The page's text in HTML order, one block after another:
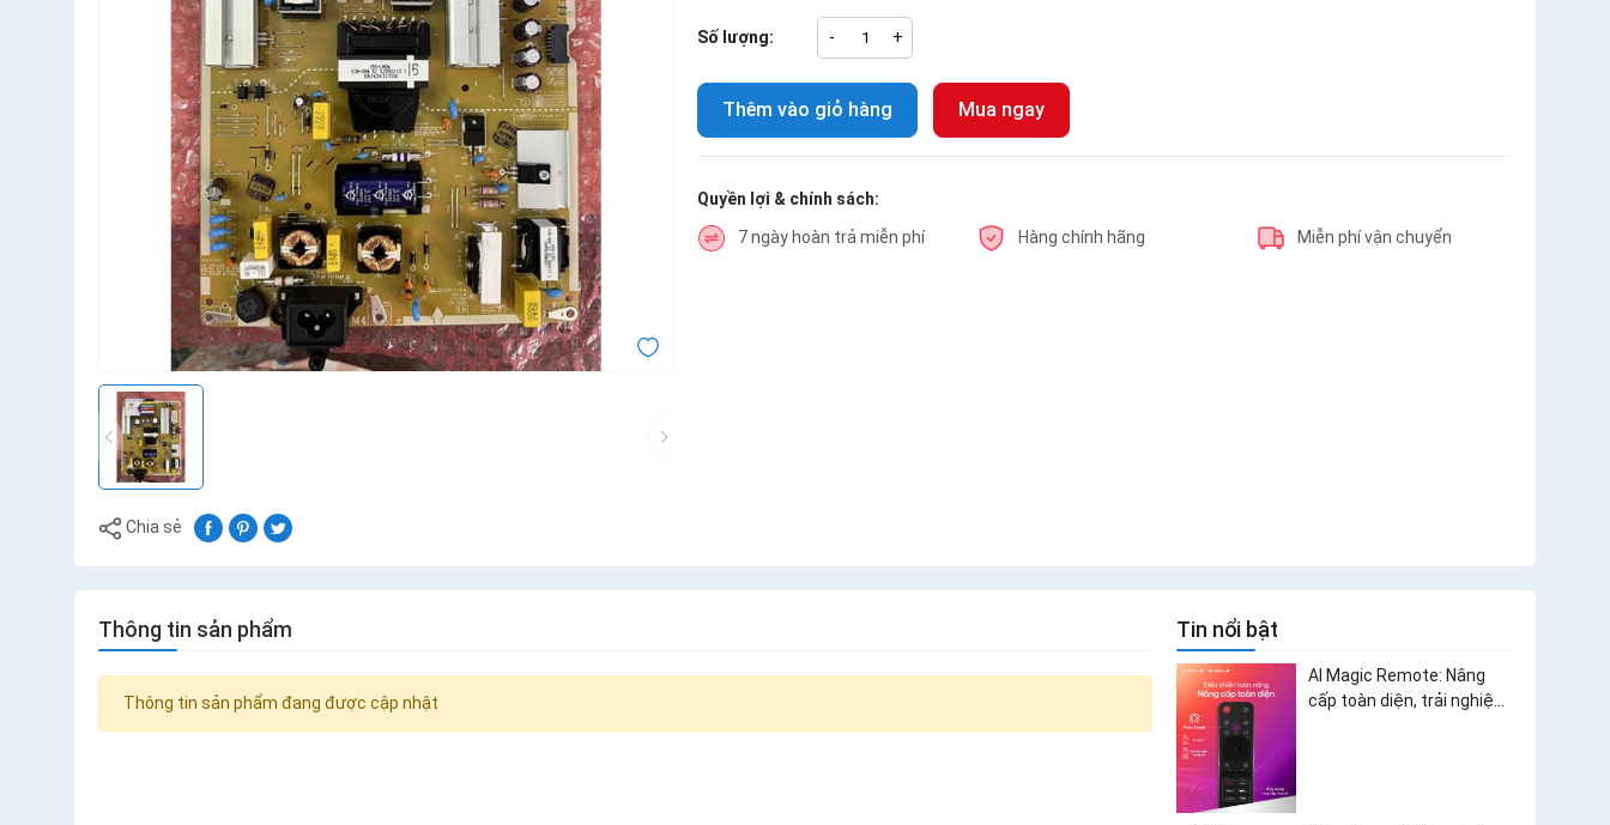
Chia sẻ
Số lượng: - +
Thêm vào giỏ hàng Mua ngay
Quyền lợi & chính sách:
7 ngày hoàn trả miễn phí Hàng chính hãng Miễn phí vận chuyển
Thông tin sản phẩm
Thông tin sản phẩm đang được cập nhật
Tin nổi bật
AI Magic Remote: Nâng
cấp toàn diện, trải nghiệm